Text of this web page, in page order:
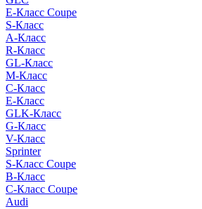
E-Класс Coupe
S-Класс
A-Класс
R-Класс
GL-Класс
M-Класс
C-Класс
E-Класс
GLK-Класс
G-Класс
V-Класс
Sprinter
S-Класс Сoupe
B-Класс
C-Класс Coupe
Audi